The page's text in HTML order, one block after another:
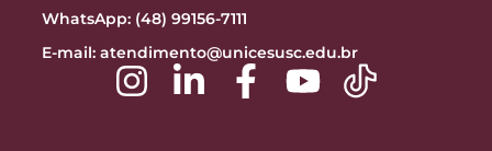
WhatsApp: (48) 99156-7111
E-mail: atendimento@unicesusc.edu.br